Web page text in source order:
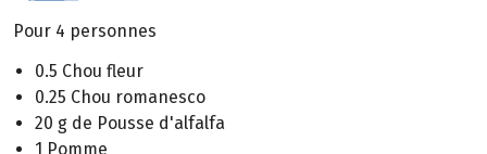
Pour 4 personnes
0.5 Chou fleur
0.25 Chou romanesco
20 g de Pousse d'alfalfa
1 Pomme